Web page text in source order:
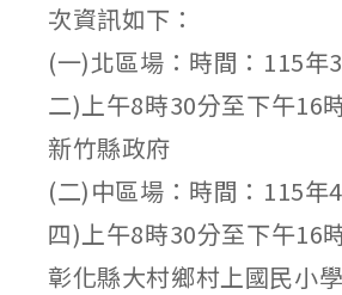
次資訊如下：
(一)北區場：時間：115年
二)上午8時30分至下午16
新竹縣政府
(二)中區場：時間：115年
四)上午8時30分至下午16
彰化縣大村鄉村上國民小學